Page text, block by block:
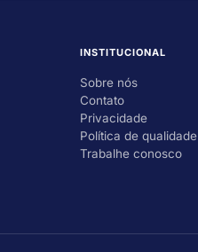
INSTITUCIONAL
Sobre nós
Contato
Privacidade
Política de qualidade
Trabalhe conosco